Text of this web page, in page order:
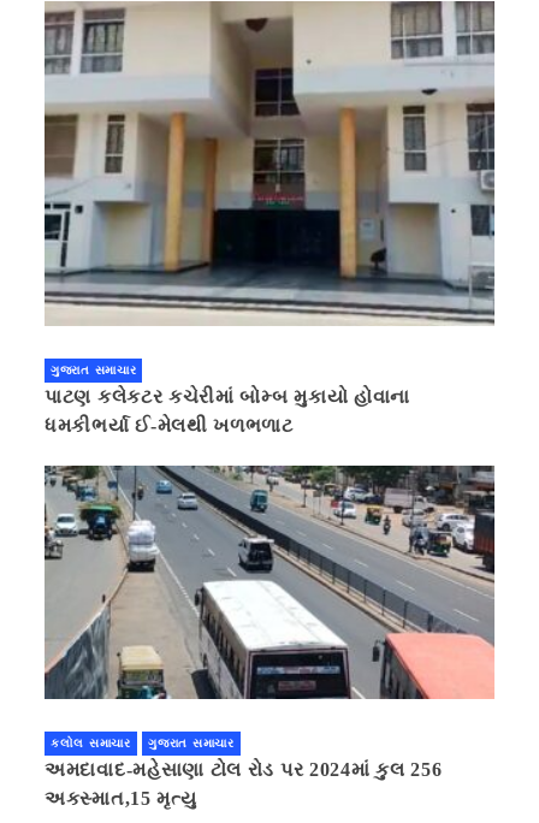
ગુજરાત સમાચાર
પાટણ કલેકટર કચેરીમાં બોમ્બ મુકાયો હોવાના
ધમકીભર્યા ઈ-મેલથી ખળભળાટ
કલોલ સમાચાર ગુજરાત સમાચાર
અમદાવાદ-મહેસાણા ટોલ રોડ પર 2024માં કુલ 256
અકસ્માત,15 મૃત્યુ